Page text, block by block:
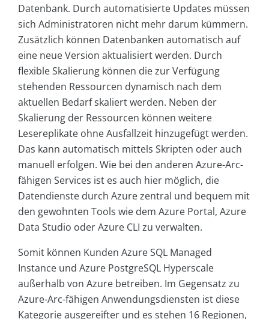
Datenbank. Durch automatisierte Updates müssen
sich Administratoren nicht mehr darum kümmern.
Zusätzlich können Datenbanken automatisch auf
eine neue Version aktualisiert werden. Durch
flexible Skalierung können die zur Verfügung
stehenden Ressourcen dynamisch nach dem
aktuellen Bedarf skaliert werden. Neben der
Skalierung der Ressourcen können weitere
Lesereplikate ohne Ausfallzeit hinzugefügt werden.
Das kann automatisch mittels Skripten oder auch
manuell erfolgen. Wie bei den anderen Azure-Arc-
fähigen Services ist es auch hier möglich, die
Datendienste durch Azure zentral und bequem mit
den gewohnten Tools wie dem Azure Portal, Azure
Data Studio oder Azure CLI zu verwalten.
Somit können Kunden Azure SQL Managed
Instance und Azure PostgreSQL Hyperscale
außerhalb von Azure betreiben. Im Gegensatz zu
Azure-Arc-fähigen Anwendungsdiensten ist diese
Kategorie ausgereifter und es stehen 16 Regionen,